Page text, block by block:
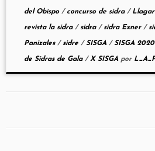
del Obispo / concurso de sidra /
revista la sidra /sidra /sidra Exner /
Panizales /sidre /SISGA /SISGA 2020
de Sidras de Gala /X SISGA por